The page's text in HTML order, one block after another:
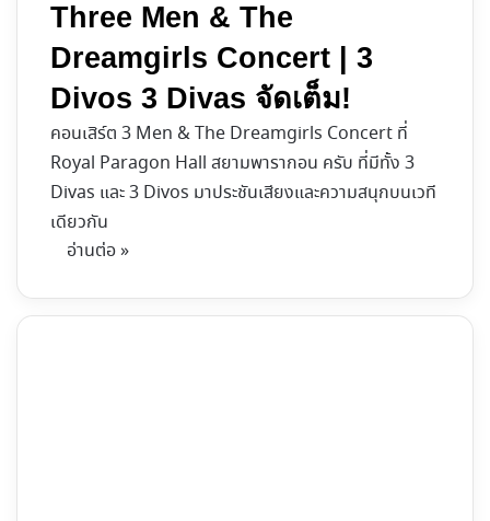
Three Men & The
Dreamgirls Concert | 3
Divos 3 Divas จัดเต็ม!
คอนเสิร์ต 3 Men & The Dreamgirls Concert ที่
Royal Paragon Hall สยามพารากอน ครับ ที่มีทั้ง 3
Divas และ 3 Divos มาประชันเสียงและความสนุกบนเวที
เดียวกัน
อ่านต่อ »